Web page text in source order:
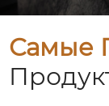
Самые